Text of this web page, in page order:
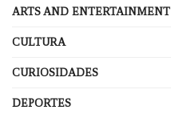
ARTS AND ENTERTAINMENT
CULTURA
CURIOSIDADES
DEPORTES